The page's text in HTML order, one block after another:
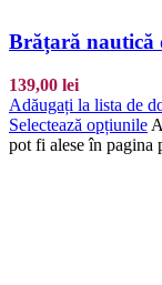
Brățară nautică
139,00 lei
Adăugați la lista de
Selectează opțiunile
pot fi alese în pagina